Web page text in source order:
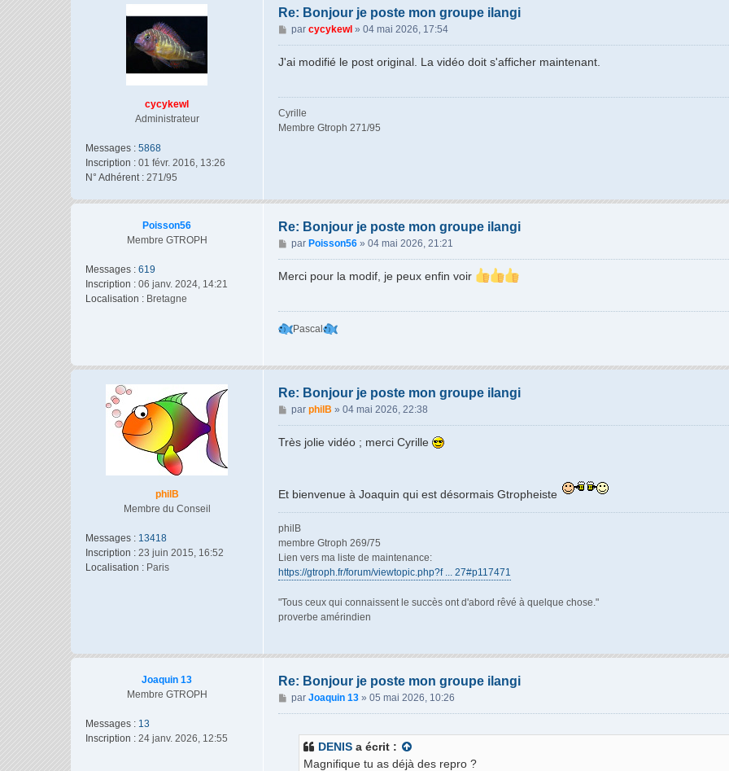
cycykewl
Administrateur
Messages : 5868
Inscription : 01 févr. 2016, 13:26
N° Adhérent : 271/95
Re: Bonjour je poste mon groupe ilangi
M
e
s
e
par cycykewl » 04 mai 2026, 17:54
J'ai modifié le post original. La vidéo doit s'afficher maintenant.
Cyrille
Membre Gtroph 271/95
Poisson56
Membre GTROPH
Messages : 619
Inscription : 06 janv. 2024, 14:21
Localisation : Bretagne
Re: Bonjour je poste mon groupe ilangi
M
e
s
e
par Poisson56» 04 mai 2026, 21:21
Merci pour la modif, je peux enfin voir
Pascal
philB
Membre du Conseil
Messages : 13418
Inscription : 23 juin 2015, 16:52
Localisation : Paris
Re: Bonjour je poste mon groupe ilangi
M
e
s
e
par philB » 04 mai 2026, 22:38
Très jolie vidéo ; merci Cyrille
Et bienvenue à Joaquin qui est désormais Gtropheiste
philB
membre Gtroph 269/75
Lien vers ma liste de maintenance:
https://gtroph.fr/forum/viewtopic.php?f ... 27#p117471
"Tous ceux qui connaissent le succès ont d'abord rêvé à quelque chose."
proverbe amérindien
Joaquin 13
Membre GTROPH
Messages : 13
Inscription : 24 janv. 2026, 12:55
Re: Bonjour je poste mon groupe ilangi
M
e
par Joaquin 13» 05 mai 2026, 10:26
DENIS a écrit :
Magnifique tu as déjà des repro ?